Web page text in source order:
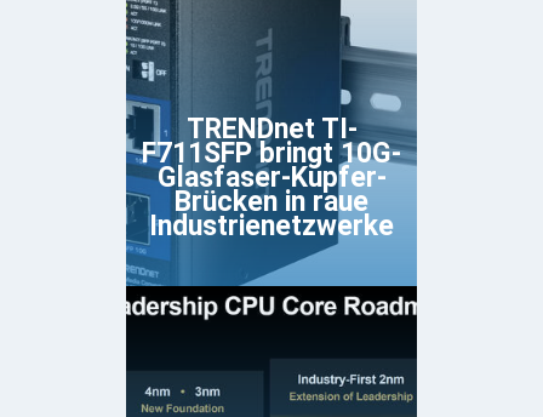
TRENDnet TI-
F711SFP bringt 10G-
Glasfaser-Kupfer-
Brücken in raue
Industrienetzwerke